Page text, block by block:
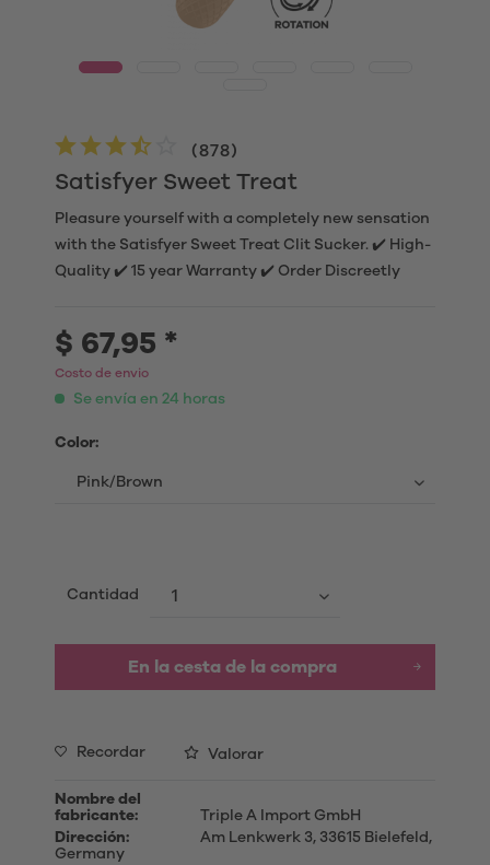
Satisfyer Sweet Treat
(878)
Pleasure yourself with a completely new sensation
with the Satisfyer Sweet Treat Clit Sucker. ✔️ High-
Quality ✔️ 15 year Warranty ✔️ Order Discreetly
$ 67,95 *
Costo de envio
Se envía en 24 horas
Color:
Cantidad
En la cesta de la compra
Recordar Valorar
Nombre del
fabricante:
Triple A Import GmbH
Dirección:
Am Lenkwerk 3, 33615 Bielefeld,
Germany